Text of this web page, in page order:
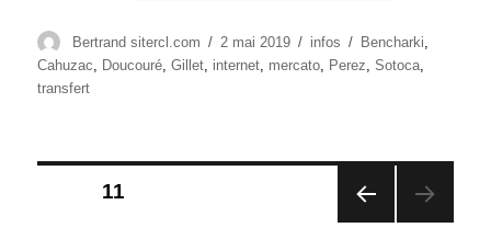
Auteur
Bertrand sitercl.com
Publié
le
2 mai 2019 Catégories
infos Étiquettes
Bencharki
Cahuzac
Doucouré ,Gillet internet mercato Perez ,Sotoca
transfert
Pagination
11